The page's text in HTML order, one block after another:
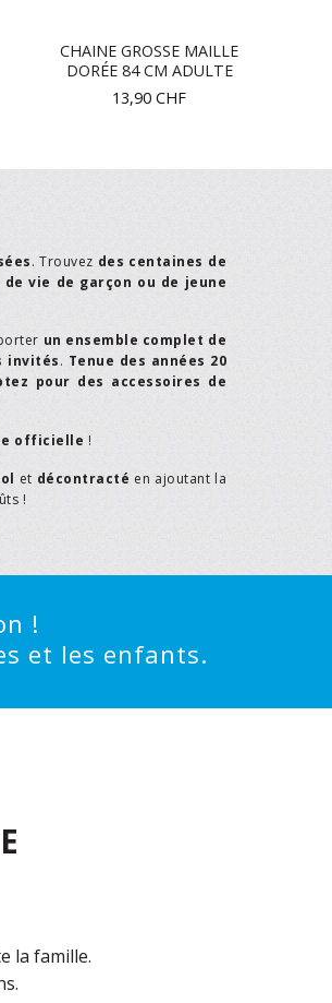
CHAINE GROSSE MAILLE
DORÉE 84 CM ADULTE
13,90 CHF
. Trouvez des centaines de
vie de garçon ou de jeune
un ensemble complet de
invités. Tenue des années 20
pour des accessoires de
officielle !
et décontracté en ajoutant la
!
!
et les enfants.
la famille.